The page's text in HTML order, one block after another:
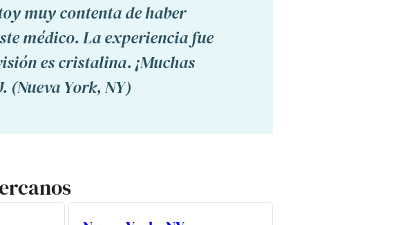
muy contenta de haber
médico. La experiencia fue
es cristalina. ¡Muchas
(Nueva York, NY)